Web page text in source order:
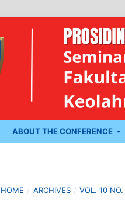
ABOUT THE CONFERENCE
HOME / ARCHIVES / VOL. 10